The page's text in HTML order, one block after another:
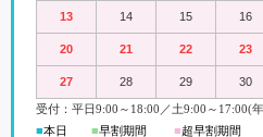
13 14 15 16
20 21 22 23
27 28 29 30
受付：平日9:00 ～18:00 ／ 土9:00 ～ 17:00(
■本日 ■早割期間 ■超早割期間